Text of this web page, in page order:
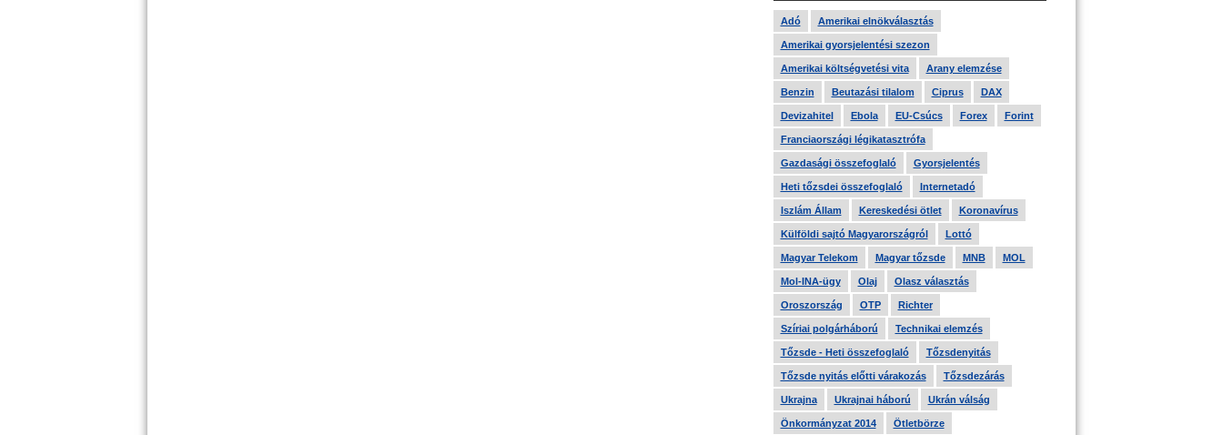
Adó Amerikai elnökválasztás
Amerikai gyorsjelentési szezon
Amerikai költségvetési vita Arany elemzése
Benzin Beutazási tilalom Ciprus DAX
Devizahitel Ebola EU-Csúcs Forex Forint
Franciaországi légikatasztrófa
Gazdasági összefoglaló Gyorsjelentés
Heti tőzsdei összefoglaló Internetadó
Iszlám Állam Kereskedési ötlet Koronavírus
Külföldi sajtó Magyarországról Lottó
Magyar Telekom Magyar tőzsde MNB MOL
Mol-INA-ügy Olaj Olasz választás
Oroszország OTP Richter
Szíriai polgárháború Technikai elemzés
Tőzsde - Heti összefoglaló Tőzsdenyitás
Tőzsde nyitás előtti várakozás Tőzsdezárás
Ukrajna Ukrajnai háború Ukrán válság
Önkormányzat 2014 Ötletbörze